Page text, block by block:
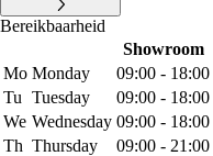
Bereikbaarheid
Showroom
Mo Monday 09:00 - 18:00
Tu Tuesday 09:00 - 18:00
We Wednesday 09:00 - 18:00
Th Thursday 09:00 - 21:00